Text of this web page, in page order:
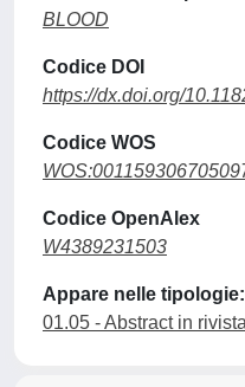
BLOOD
Codice DOI
https://dx.doi.org/
Codice WOS
Codice OpenAlex
W4389231503
Appare nelle tipologie:
01.05 - Abstract in rivista